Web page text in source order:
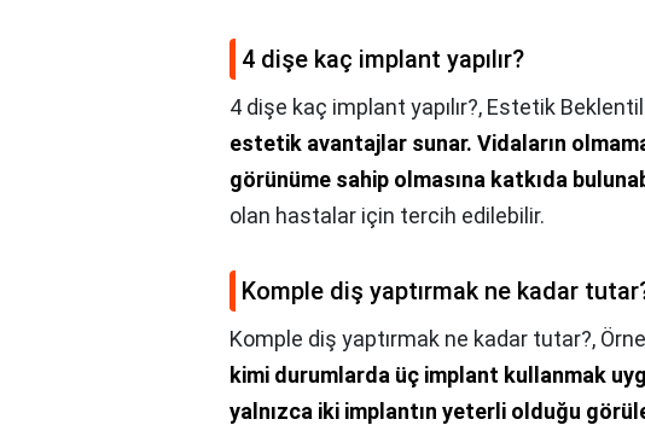
4 dişe kaç implant yapılır?
4 dişe kaç implant yapılır?, Estetik
estetik avantajlar sunar. Vidaların
görünüme sahip olmasına katkıda
olan hastalar için tercih edilebilir.
Komple diş yaptırmak ne kadar
Komple diş yaptırmak ne kadar tutar?,
kimi durumlarda üç implant kullanmak
yalnızca iki implantın yeterli olduğu